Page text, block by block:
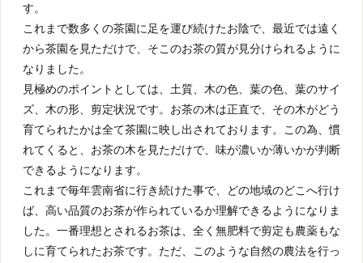
す。
これまで数多くの茶園に足を運び続けたお陰で、最近では遠く
から茶園を見ただけで、そこのお茶の質が見分けられるように
なりました。
見極めのポイントとしては、土質、木の色、葉の色、葉のサイ
ズ、木の形、剪定状況です。お茶の木は正直で、その木がどう
育てられたかは全て茶園に映し出されております。この為、慣
れてくると、お茶の木を見ただけで、味が濃いか薄いかが判断
できるようになります。
これまで毎年雲南省に行き続けた事で、どの地域のどこへ行け
ば、高い品質のお茶が作られているか理解できるようになりま
した。一番理想とされるお茶は、全く無肥料で剪定も農薬もな
しに育てられたお茶です。ただ、このような自然の農法を行っ